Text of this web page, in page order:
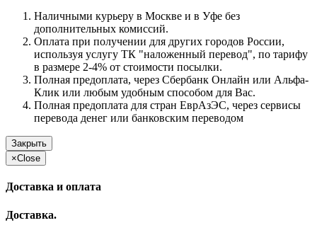
Наличными курьеру в Москве и в Уфе без
дополнительных комиссий.
Оплата при получении для других городов России,
используя услугу ТК "наложенный перевод", по тарифу
в размере 2-4% от стоимости посылки.
Полная предоплата, через Сбербанк Онлайн или Альфа-
Клик или любым удобным способом для Вас.
Полная предоплата для стран ЕврАзЭС, через сервисы
перевода денег или банковским переводом
Закрыть
×Close
Доставка и оплата
Доставка.